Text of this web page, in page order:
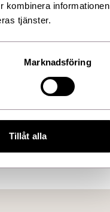
kombinera informationen
tjänster.
Marknadsföring
Tillåt alla